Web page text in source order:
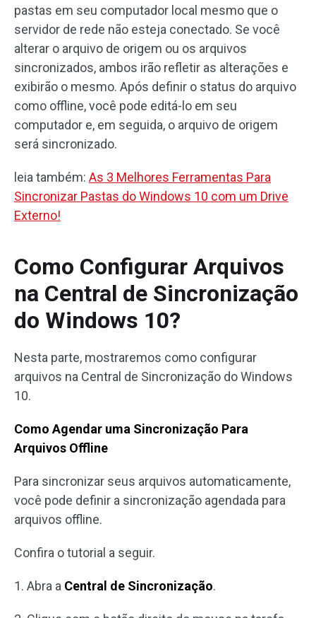
pastas em seu computador local mesmo que o
servidor de rede não esteja conectado. Se você
alterar o arquivo de origem ou os arquivos
sincronizados, ambos irão refletir as alterações e
exibirão o mesmo. Após definir o status do arquivo
como offline, você pode editá-lo em seu
computador e, em seguida, o arquivo de origem
será sincronizado.
leia também: As 3 Melhores Ferramentas Para
Sincronizar Pastas do Windows 10 com um Drive
Externo!
Como Configurar Arquivos
na Central de Sincronização
do Windows 10?
Nesta parte, mostraremos como configurar
arquivos na Central de Sincronização do Windows
10.
Como Agendar uma Sincronização Para
Arquivos Offline
Para sincronizar seus arquivos automaticamente,
você pode definir a sincronização agendada para
arquivos offline.
Confira o tutorial a seguir.
1. Abra a Central de Sincronização.